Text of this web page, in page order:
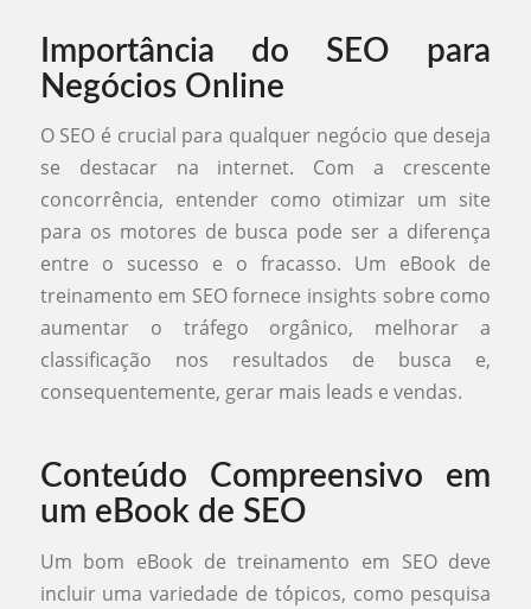
Importância do SEO para
Negócios Online
O SEO é crucial para qualquer negócio que deseja
se destacar na internet. Com a crescente
concorrência, entender como otimizar um site
para os motores de busca pode ser a diferença
entre o sucesso e o fracasso. Um eBook de
treinamento em SEO fornece insights sobre como
aumentar o tráfego orgânico, melhorar a
classificação nos resultados de busca e,
consequentemente, gerar mais leads e vendas.
Conteúdo Compreensivo em
um eBook de SEO
Um bom eBook de treinamento em SEO deve
incluir uma variedade de tópicos, como pesquisa